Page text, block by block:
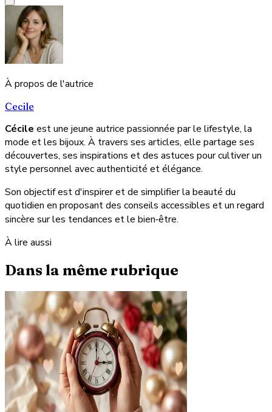
À propos de l'autrice
Cecile
Cécile est une jeune autrice passionnée par le lifestyle, la
mode et les bijoux. À travers ses articles, elle partage ses
découvertes, ses inspirations et des astuces pour cultiver un
style personnel avec authenticité et élégance.
Son objectif est d'inspirer et de simplifier la beauté du
quotidien en proposant des conseils accessibles et un regard
sincère sur les tendances et le bien‑être.
À lire aussi
Dans la même rubrique